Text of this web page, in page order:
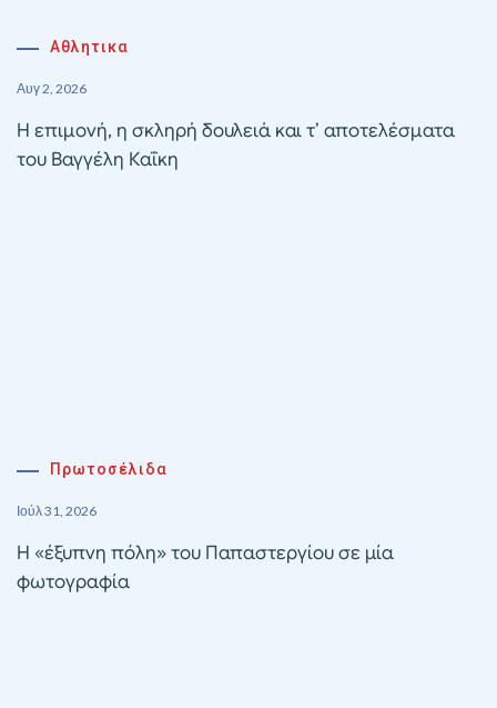
Αθλητικα
Αυγ 2, 2026
Η επιμονή, η σκληρή δουλειά και τ’ αποτελέσματα
του Βαγγέλη Καΐκη
Πρωτοσέλιδα
Ιούλ 31, 2026
Η «έξυπνη πόλη» του Παπαστεργίου σε μία
φωτογραφία